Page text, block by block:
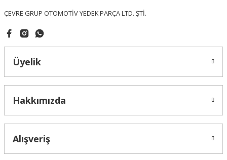
ÇEVRE GRUP OTOMOTİV YEDEK PARÇA LTD. ŞTİ.
Üyelik
Hakkımızda
Alışveriş